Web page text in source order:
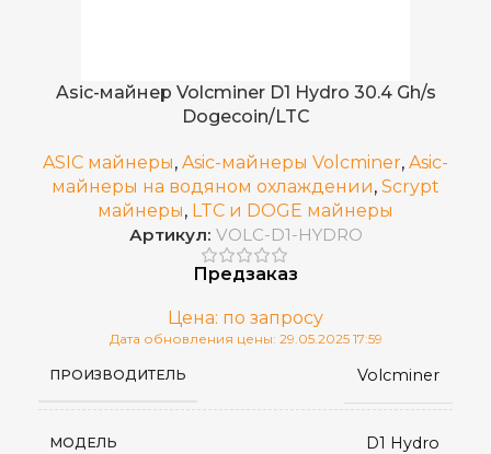
Asic-майнер Volcminer D1 Hydro 30.4 Gh/s
Dogecoin/LTC
ASIC майнеры, Asic-майнеры Volcminer, Asic-
майнеры на водяном охлаждении, Scrypt
майнеры, LTC и DOGE майнеры
Артикул: VOLC-D1-HYDRO
Предзаказ
Цена: по запросу
Дата обновления цены: 29.05.2025 17:59
ПРОИЗВОДИТЕЛЬ Volcminer
МОДЕЛЬ D1 Hydro